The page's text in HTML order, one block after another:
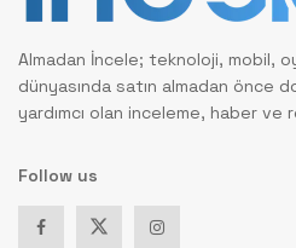
Almadan İncele; teknoloji, mobil,
dünyasında satın almadan önce
yardımcı olan inceleme, haber ve
Follow us